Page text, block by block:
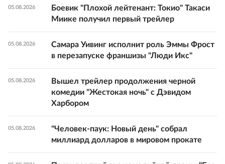
05.08.2026
Боевик "Плохой лейтенант: Токио" Такаси
Миике получил первый трейлер
05.08.2026
Самара Уивинг исполнит роль Эммы Фрост
в перезапуске франшизы "Люди Икс"
05.08.2026
Вышел трейлер продолжения черной
комедии "Жестокая ночь" с Дэвидом
Харбором
05.08.2026
"Человек-паук: Новый день" собрал
миллиард долларов в мировом прокате